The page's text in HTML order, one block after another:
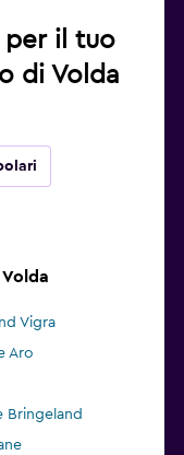
per il tuo
di Volda
Vigra
Aro
Bringeland